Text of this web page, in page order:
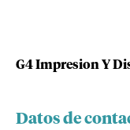
G4 Impresion Y
Datos de